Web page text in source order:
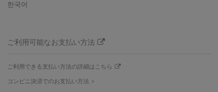
한국어
ご利用可能なお支払い方法
ご利用できる支払い方法の詳細はこちら
コンビニ決済でのお支払い方法